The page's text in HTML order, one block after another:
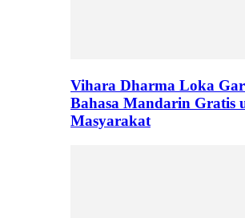
Vihara Dharma Loka
Bahasa Mandarin Gratis
Masyarakat